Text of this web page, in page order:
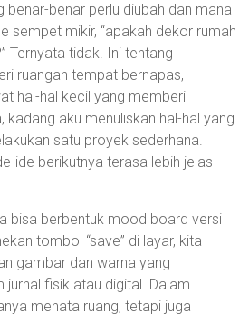
benar-benar perlu diubah dan mana
sempet mikir, “apakah dekor rumah
Ternyata tidak. Ini tentang
ruangan tempat bernapas,
hal-hal kecil yang memberi
kadang aku menuliskan hal-hal yang
satu proyek sederhana.
ide berikutnya terasa lebih jelas
bisa berbentuk mood board versi
tombol “save” di layar, kita
gambar dan warna yang
jurnal fisik atau digital. Dalam
menata ruang, tetapi juga